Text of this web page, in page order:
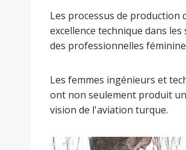
Les processus de production
excellence technique dans
des professionnelles
Les femmes ingénieurs et
ont non seulement produit
vision de l'aviation turque.